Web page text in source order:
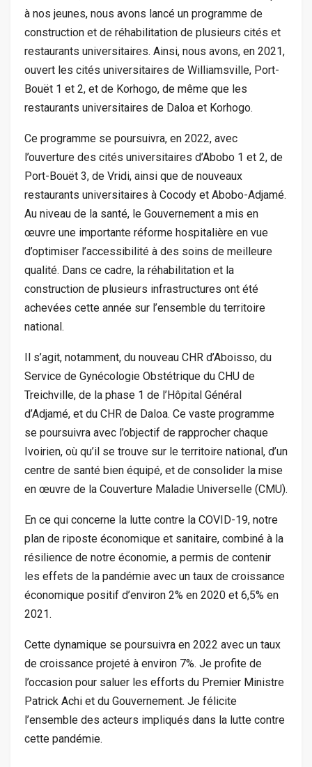
à nos jeunes, nous avons lancé un programme de
construction et de réhabilitation de plusieurs cités et
restaurants universitaires. Ainsi, nous avons, en 2021,
ouvert les cités universitaires de Williamsville, Port-
Bouët 1 et 2, et de Korhogo, de même que les
restaurants universitaires de Daloa et Korhogo.
Ce programme se poursuivra, en 2022, avec
l’ouverture des cités universitaires d’Abobo 1 et 2, de
Port-Bouët 3, de Vridi, ainsi que de nouveaux
restaurants universitaires à Cocody et Abobo-Adjamé.
Au niveau de la santé, le Gouvernement a mis en
œuvre une importante réforme hospitalière en vue
d’optimiser l’accessibilité à des soins de meilleure
qualité. Dans ce cadre, la réhabilitation et la
construction de plusieurs infrastructures ont été
achevées cette année sur l’ensemble du territoire
national.
Il s’agit, notamment, du nouveau CHR d’Aboisso, du
Service de Gynécologie Obstétrique du CHU de
Treichville, de la phase 1 de l’Hôpital Général
d’Adjamé, et du CHR de Daloa. Ce vaste programme
se poursuivra avec l’objectif de rapprocher chaque
Ivoirien, où qu’il se trouve sur le territoire national, d’un
centre de santé bien équipé, et de consolider la mise
en œuvre de la Couverture Maladie Universelle (CMU).
En ce qui concerne la lutte contre la COVID-19, notre
plan de riposte économique et sanitaire, combiné à la
résilience de notre économie, a permis de contenir
les effets de la pandémie avec un taux de croissance
économique positif d’environ 2% en 2020 et 6,5% en
2021.
Cette dynamique se poursuivra en 2022 avec un taux
de croissance projeté à environ 7%. Je profite de
l’occasion pour saluer les efforts du Premier Ministre
Patrick Achi et du Gouvernement. Je félicite
l’ensemble des acteurs impliqués dans la lutte contre
cette pandémie.